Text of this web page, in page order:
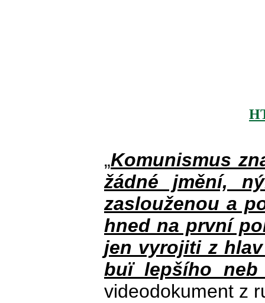
„Komunismus
žádné jmění,
zaslouženou a
hned na první
jen vyrojiti z
buï lepšího
videodokument z